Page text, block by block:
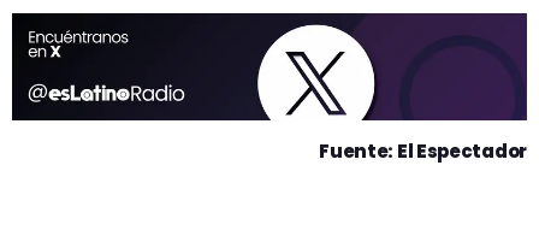
Fuente: El Espectador